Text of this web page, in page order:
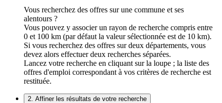
Vous recherchez des offres sur une commune et ses
alentours ?
Vous pouvez y associer un rayon de recherche compris entre
0 et 100 km (par défaut la valeur sélectionnée est de 10 km).
Si vous recherchez des offres sur deux départements, vous
devez alors effectuer deux recherches séparées.
Lancez votre recherche en cliquant sur la loupe ; la liste des
offres d'emploi correspondant à vos critères de recherche est
restituée.
2. Affiner les résultats de votre recherche